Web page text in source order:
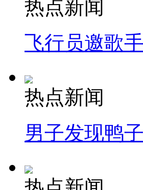
热点新闻
飞行员邀歌
热点新闻
男子发现鸭